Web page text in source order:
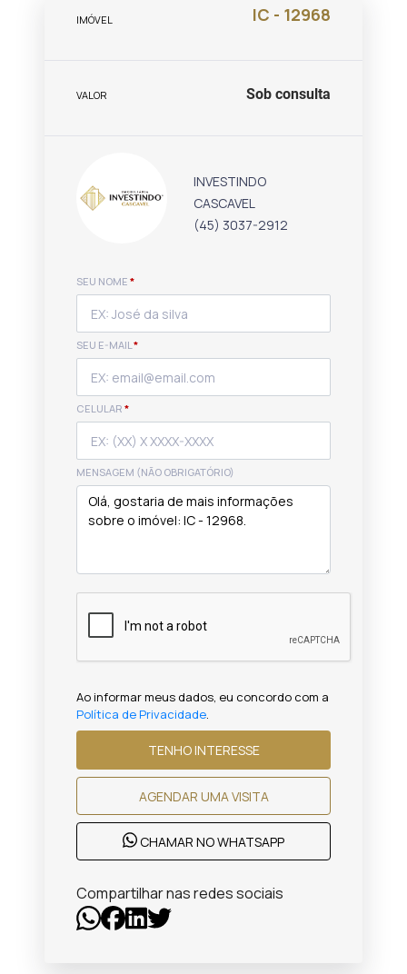
IMÓVEL IC - 12968
VALOR Sob consulta
INVESTINDO
CASCAVEL
(45) 3037-2912
SEU NOME *
SEU E-MAIL*
CELULAR *
MENSAGEM (NÃO OBRIGATÓRIO)
Ao informar meus dados, eu concordo com a
Política de Privacidade.
TENHO INTERESSE
AGENDAR UMA VISITA
CHAMAR NO WHATSAPP
Compartilhar nas redes sociais